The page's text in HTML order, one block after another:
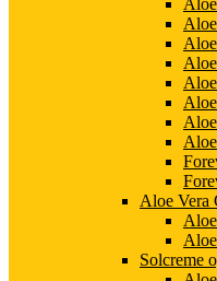
Aloe Vera
Solcreme